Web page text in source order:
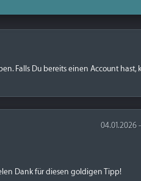
Falls Du bereits einen Account hast,
04.01.2026
Dank für diesen goldigen Tipp!